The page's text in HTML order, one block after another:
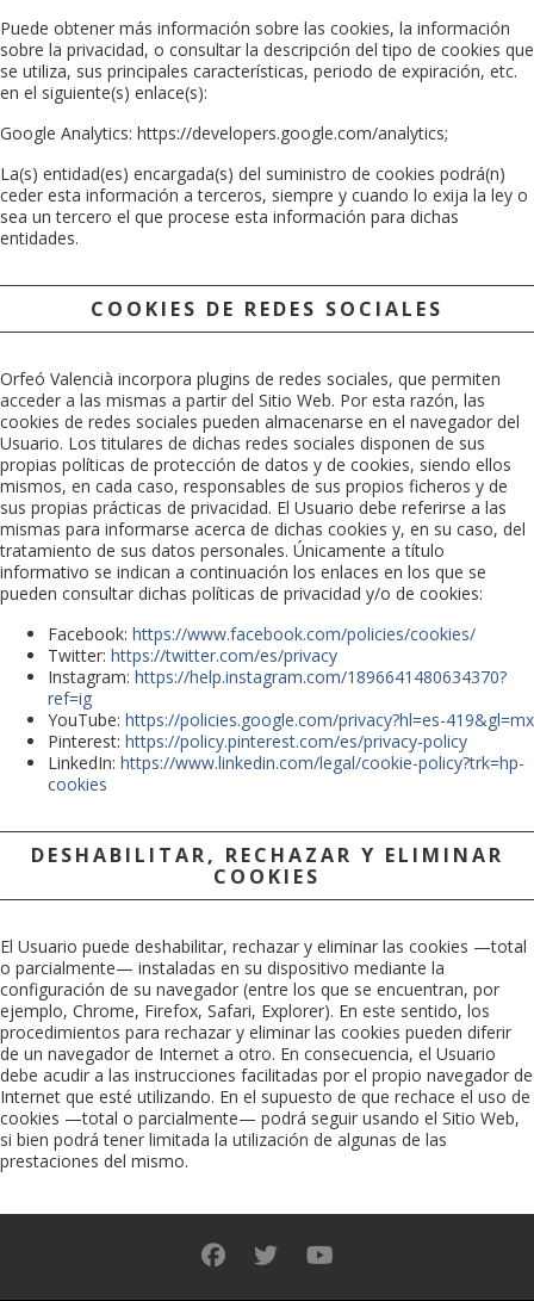
Puede obtener más información sobre las cookies, la información
sobre la privacidad, o consultar la descripción del tipo de cookies que
se utiliza, sus principales características, periodo de expiración, etc.
en el siguiente(s) enlace(s):
Google Analytics: https://developers.google.com/analytics;
La(s) entidad(es) encargada(s) del suministro de cookies podrá(n)
ceder esta información a terceros, siempre y cuando lo exija la ley o
sea un tercero el que procese esta información para dichas
entidades.
COOKIES DE REDES SOCIALES
Orfeó Valencià incorpora plugins de redes sociales, que permiten
acceder a las mismas a partir del Sitio Web. Por esta razón, las
cookies de redes sociales pueden almacenarse en el navegador del
Usuario. Los titulares de dichas redes sociales disponen de sus
propias políticas de protección de datos y de cookies, siendo ellos
mismos, en cada caso, responsables de sus propios ficheros y de
sus propias prácticas de privacidad. El Usuario debe referirse a las
mismas para informarse acerca de dichas cookies y, en su caso, del
tratamiento de sus datos personales. Únicamente a título
informativo se indican a continuación los enlaces en los que se
pueden consultar dichas políticas de privacidad y/o de cookies:
Facebook: https://www.facebook.com/policies/cookies/
Twitter: https://twitter.com/es/privacy
Instagram: https://help.instagram.com/1896641480634370?
ref=ig
YouTube: https://policies.google.com/privacy?hl=es-419&gl=mx
Pinterest: https://policy.pinterest.com/es/privacy-policy
LinkedIn: https://www.linkedin.com/legal/cookie-policy?trk=hp-
cookies
DESHABILITAR, RECHAZAR Y ELIMINAR
COOKIES
El Usuario puede deshabilitar, rechazar y eliminar las cookies —total
o parcialmente— instaladas en su dispositivo mediante la
configuración de su navegador (entre los que se encuentran, por
ejemplo, Chrome, Firefox, Safari, Explorer). En este sentido, los
procedimientos para rechazar y eliminar las cookies pueden diferir
de un navegador de Internet a otro. En consecuencia, el Usuario
debe acudir a las instrucciones facilitadas por el propio navegador de
Internet que esté utilizando. En el supuesto de que rechace el uso de
cookies —total o parcialmente— podrá seguir usando el Sitio Web,
si bien podrá tener limitada la utilización de algunas de las
prestaciones del mismo.